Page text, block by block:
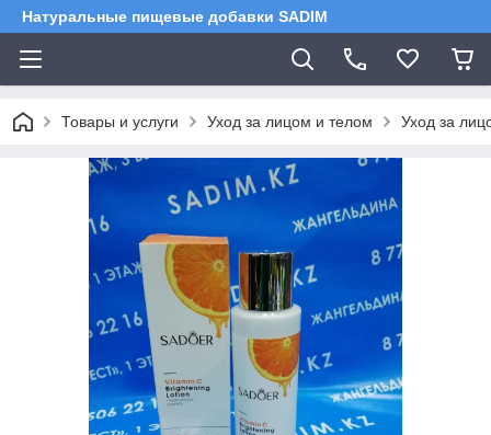
Натуральные пищевые добавки SADIM
Товары и услуги Уход за лицом и телом Уход за